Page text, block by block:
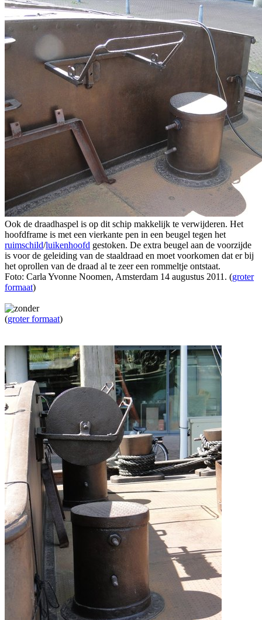
Ook de draadhaspel is op dit schip makkelijk te verwijderen. Het
hoofdframe is met een vierkante pen in een beugel tegen het
ruimschild/luikenhoofd gestoken. De extra beugel aan de voorzijde
is voor de geleiding van de staaldraad en moet voorkomen dat er bij
het oprollen van de draad al te zeer een rommeltje ontstaat.
Foto: Carla Yvonne Noomen, Amsterdam 14 augustus 2011. (groter
formaat)
(groter formaat)